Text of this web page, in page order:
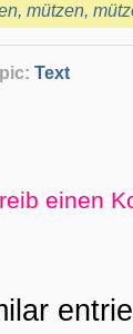
mützen,
Text
einen